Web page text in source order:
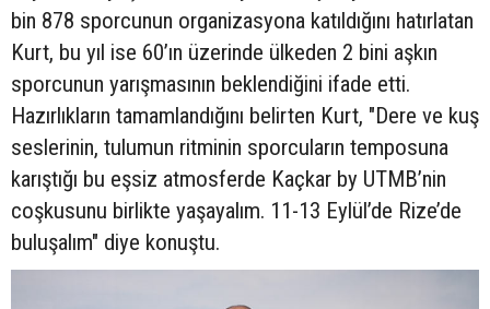
bin 878 sporcunun organizasyona katıldığını hatırlatan
Kurt, bu yıl ise 60’ın üzerinde ülkeden 2 bini aşkın
sporcunun yarışmasının beklendiğini ifade etti.
Hazırlıkların tamamlandığını belirten Kurt, "Dere ve kuş
seslerinin, tulumun ritminin sporcuların temposuna
karıştığı bu eşsiz atmosferde Kaçkar by UTMB’nin
coşkusunu birlikte yaşayalım. 11-13 Eylül’de Rize’de
buluşalım" diye konuştu.